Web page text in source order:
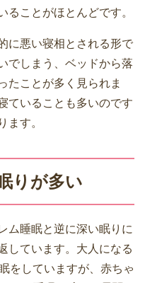
ることがほとんどです。
に悪い寝相とされる形で
でしまう、ベッドから落
たことが多く見られま
ていることも多いのです
ます。
りが多い
ム睡眠と逆に深い眠りに
しています。大人になる
をしていますが、赤ちゃ